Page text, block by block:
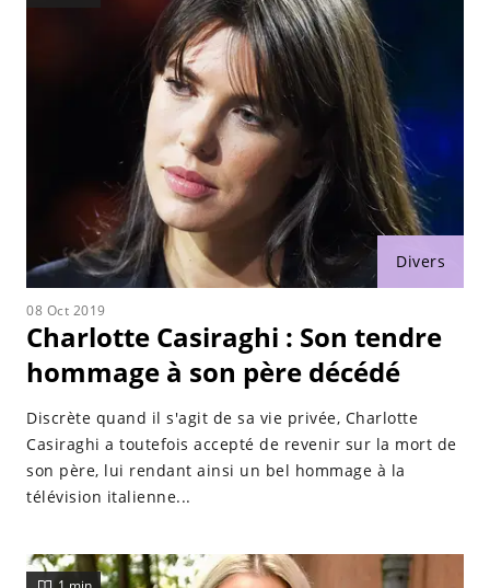
Divers
08 Oct 2019
Charlotte Casiraghi : Son tendre
hommage à son père décédé
Discrète quand il s'agit de sa vie privée, Charlotte
Casiraghi a toutefois accepté de revenir sur la mort de
son père, lui rendant ainsi un bel hommage à la
télévision italienne...